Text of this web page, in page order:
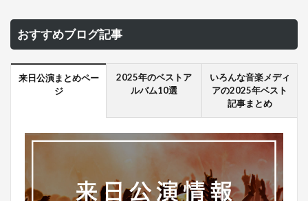
おすすめブログ記事
来日公演まとめペー
ジ
2025年のベストア
ルバム10選
いろんな音楽メディ
アの2025年ベスト
記事まとめ